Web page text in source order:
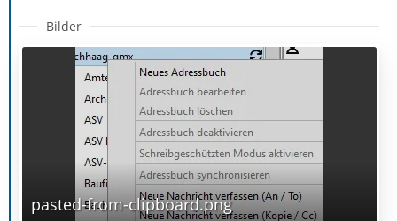
Bilder
pasted-from-clipboard.png